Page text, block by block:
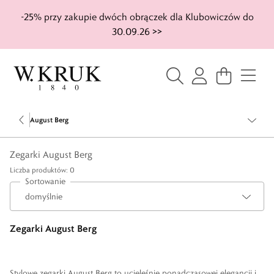
-25% przy zakupie dwóch obrączek dla Klubowiczów do
30.09.26 >>
August Berg
Zegarki August Berg
Liczba produktów: 0
Sortowanie
Zegarki August Berg